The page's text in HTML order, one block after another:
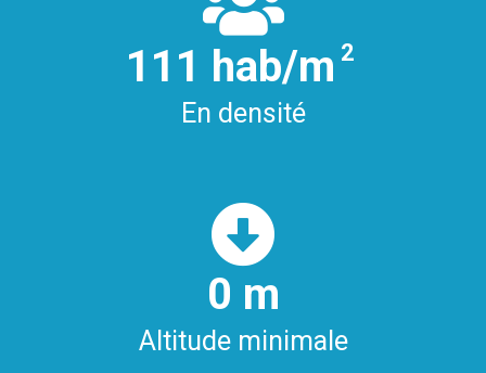
112 hab/m2
En densité
0 m
Altitude minimale